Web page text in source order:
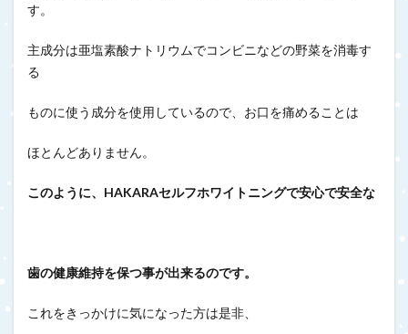
す。
主成分は亜塩素酸ナトリウムでコンビニなどの野菜を消毒す
る
ものに使う成分を使用しているので、お口を痛めることは
ほとんどありません。
このように、HAKARAセルフホワイトニングで安心で安全な
歯の健康維持を保つ事が出来るのです。
これをきっかけに気になった方は是非、